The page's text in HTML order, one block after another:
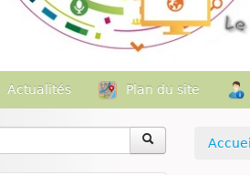
Actualités Plan du site
Accueil